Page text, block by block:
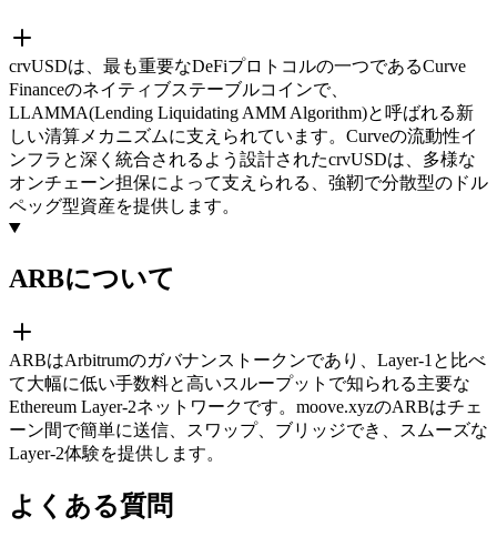
crvUSDは、最も重要なDeFiプロトコルの一つであるCurve
Financeのネイティブステーブルコインで、
LLAMMA(Lending Liquidating AMM Algorithm)と呼ばれる新
しい清算メカニズムに支えられています。Curveの流動性イ
ンフラと深く統合されるよう設計されたcrvUSDは、多様な
オンチェーン担保によって支えられる、強靭で分散型のドル
ペッグ型資産を提供します。
ARBについて
ARBはArbitrumのガバナンストークンであり、Layer-1と比べ
て大幅に低い手数料と高いスループットで知られる主要な
Ethereum Layer-2ネットワークです。moove.xyzのARBはチェ
ーン間で簡単に送信、スワップ、ブリッジでき、スムーズな
Layer-2体験を提供します。
よくある質問